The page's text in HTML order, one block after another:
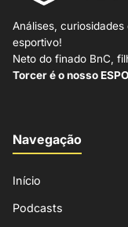
Análises,
esportivo!
Neto do finado BnC,
Torcer é o nosso
Navegação
Início
Podcasts